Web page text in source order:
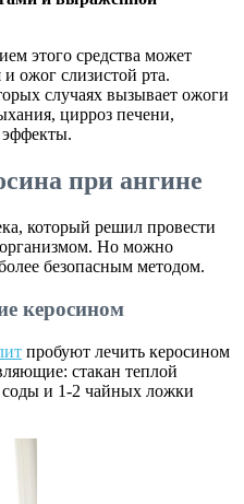
этого средства может
и ожог слизистой рта.
случаях вызывает ожоги
цирроз печени,
при ангине
который решил провести
Но можно
безопасным методом.
керосином
пробуют лечить керосином
стакан теплой
и 1-2 чайных ложки